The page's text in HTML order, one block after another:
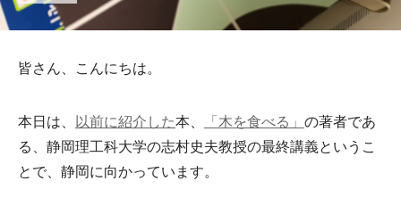
皆さん、こんにちは。
本日は、 以前に紹介した本、 「木を食べる」 の著者であ
る、静岡理工科大学の志村史夫教授の最終講義というこ
とで、静岡に向かっています。